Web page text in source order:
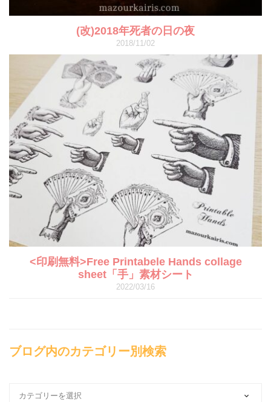
(改)2018年死者の日の夜
2018/11/02
<印刷無料>Free Printabele Hands collage
sheet「手」素材シート
2022/03/16
ブログ内のカテゴリー別検索